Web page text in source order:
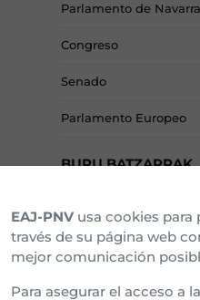
Parlamento de Navarra
Congreso
Senado
Parlamento Europeo
BURU BATZARRAK
Araba Buru Batzar
Bizkai Buru Batzar
EAJ-PNV usa cookies para
través de su página web
mejor comunicación
Para asegurar el acceso a